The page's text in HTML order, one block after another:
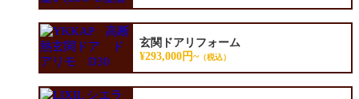
玄関ドアリフォーム
¥293,000円~（税込）